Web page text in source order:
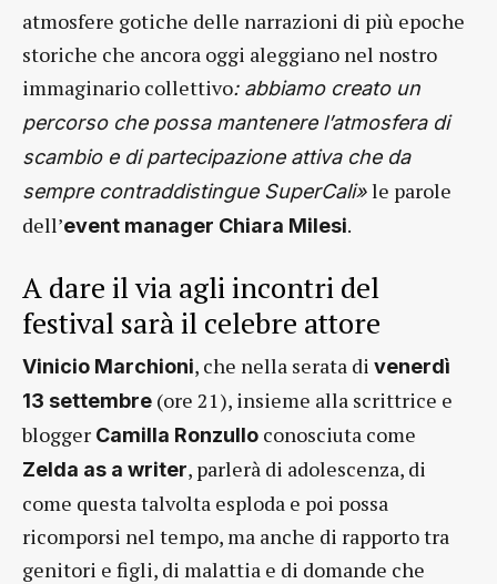
atmosfere gotiche delle narrazioni di più epoche
storiche che ancora oggi aleggiano nel nostro
immaginario collettivo: abbiamo creato un
percorso che possa mantenere l’atmosfera di
scambio e di partecipazione attiva che da
sempre contraddistingue SuperCali»le parole
dell’event manager Chiara Milesi.
A dare il via agli incontri del
festival sarà il celebre attore
Vinicio Marchioni, che nella serata di venerdì
13 settembre (ore 21), insieme alla scrittrice e
blogger Camilla Ronzullo conosciuta come
Zelda as a writer, parlerà di adolescenza, di
come questa talvolta esploda e poi possa
ricomporsi nel tempo, ma anche di rapporto tra
genitori e figli, di malattia e di domande che